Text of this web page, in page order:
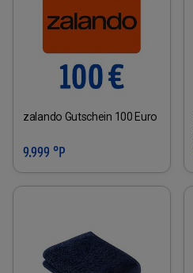
zalando Gutschein 100 Euro
9.999 °P